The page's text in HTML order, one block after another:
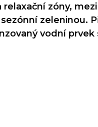
relaxační zóny,
zeleninou.
vodní